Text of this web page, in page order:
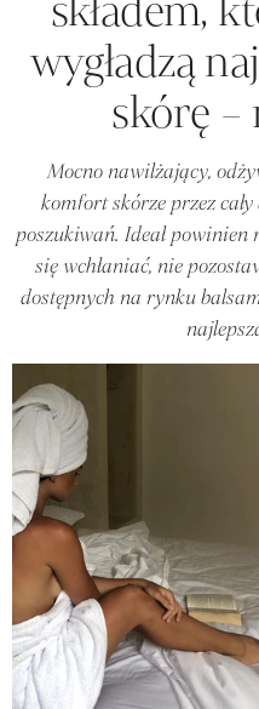
wygładzą
skórę –
Mocno nawilżający,
komfort skórze przez
poszukiwań. Ideał powinien
się wchłaniać, nie
dostępnych na rynku